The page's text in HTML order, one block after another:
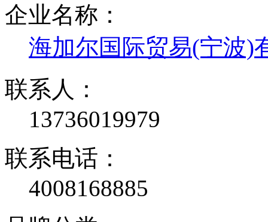
企业名称：
海加尔国际贸易(宁波)
联系人：
13736019979
联系电话：
4008168885